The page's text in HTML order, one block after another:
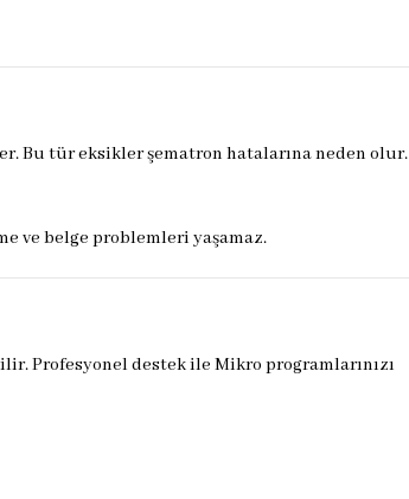
Bu tür eksikler şematron hatalarına neden olur.
ve belge problemleri yaşamaz.
Profesyonel destek ile Mikro programlarınızı